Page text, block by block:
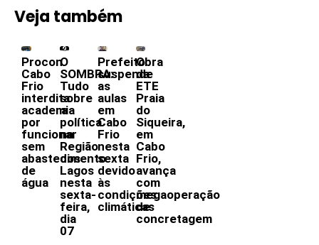
Veja também
Procon
Cabo
Frio
interdita
academia
por
funcionar
sem
abastecimento
de
água
O
SOMBRA:
Tudo
sobre
a
política
na
Região
dos
Lagos
nesta
sexta-
feira,
dia
07
Prefeito
suspende
as
aulas
em
Cabo
Frio
nesta
sexta
devido
às
condições
climáticas
Obra
da
ETE
Praia
do
Siqueira,
em
Cabo
Frio,
avança
com
megaoperação
de
concretagem